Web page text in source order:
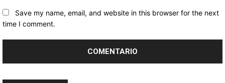
Save my name, email, and website in this browser for the next
time I comment.